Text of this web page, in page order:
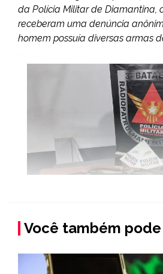
da Polícia Militar de Diamantina,
receberam uma denúncia
homem possuía diversas armas
Você também